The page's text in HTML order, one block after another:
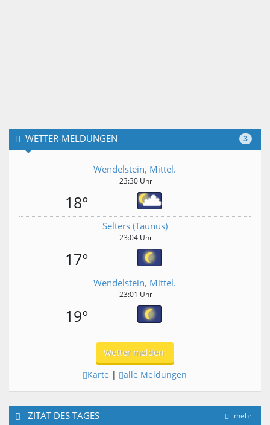
3
WETTER-MELDUNGEN
Wendelstein, Mittel.
23:30 Uhr
18°
Selters (Taunus)
23:04 Uhr
17°
Wendelstein, Mittel.
23:01 Uhr
19°
Wetter melden!
Karte | alle Meldungen
mehr
ZITAT DES TAGES